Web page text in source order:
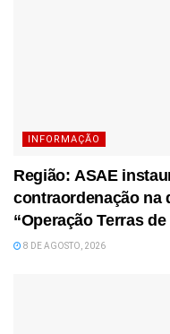
INFORMAÇÃO
Região: ASAE
contraordenação na
“Operação Terras de
8 DE AGOSTO, 2026